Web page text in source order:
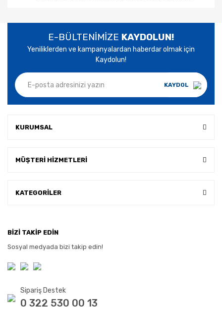
E-BÜLTENİMİZE KAYDOLUN!
Yeniliklerden ve kampanyalardan haberdar olmak için
Kaydolun!
KAYDOL
KURUMSAL
MÜŞTERİ HİZMETLERİ
KATEGORİLER
BİZİ TAKİP EDİN
Sosyal medyada bizi takip edin!
Sipariş Destek
0 322 530 00 13